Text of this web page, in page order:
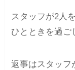
スタッフが2人
ひとときを過ご
返事はスタッフ